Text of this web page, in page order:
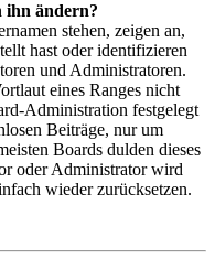
ihn ändern?
stehen, zeigen an,
hast oder identifizieren
und Administratoren.
eines Ranges nicht
Administration festgelegt
Beiträge, nur um
Boards dulden dieses
oder Administrator wird
wieder zurücksetzen.